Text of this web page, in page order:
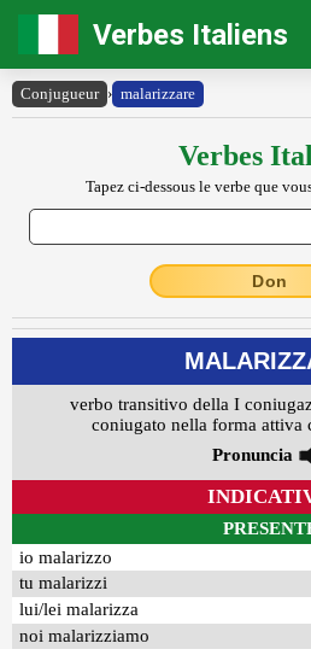
Verbes Italiens
Conjugueur › malarizzare
Verbes
Tapez ci-dessous le verbe que
Don
verbo transitivo della I
coniugato nella forma attiva
Pronuncia
io malarizzo
tu malarizzi
lui/lei malarizza
noi malarizziamo